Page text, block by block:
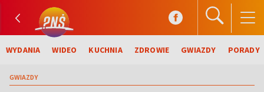
WYDANIA WIDEO KUCHNIA ZDROWIE GWIAZDY PORADY
GWIAZDY